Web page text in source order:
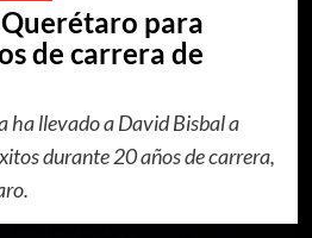
para
de carrera de
ha llevado a David Bisbal a
durante 20 años de carrera,